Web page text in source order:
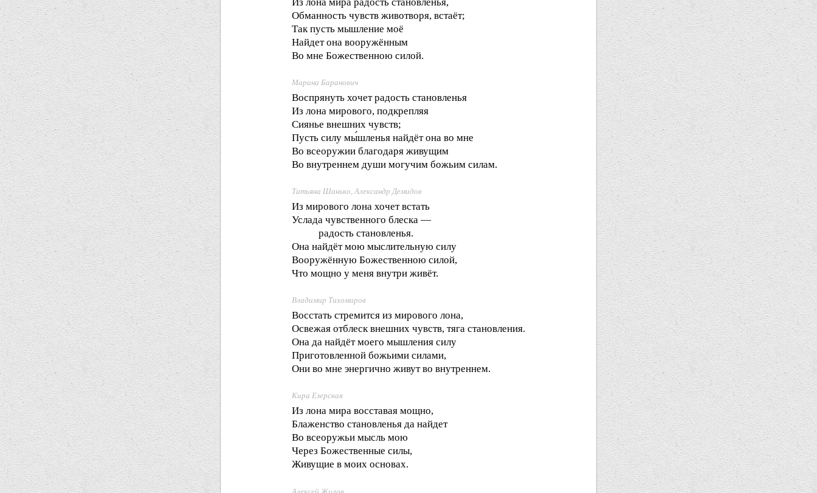
Обманность чувств животворя, встаёт;
Так пусть мышление моё
Найдет она вооружённым
Во мне Божественною силой.
Марина Баранович
Воспрянуть хочет радость становленья
Из лона мирового, подкрепляя
Сиянье внешних чувств;
Пусть силу мы́шленья найдёт она во мне
Во всеоружии благодаря живущим
Во внутреннем души могучим божьим силам.
Татьяна Шанько, Александр Демидов
Из мирового лона хочет встать
Услада чувственного блеска —
радость становленья.
Она найдёт мою мыслительную силу
Вооружённую Божественною силой,
Что мощно у меня внутри живёт.
Владимир Тихомиров
Восстать стремится из мирового лона,
Освежая отблеск внешних чувств, тяга становления.
Она да найдёт моего мышления силу
Приготовленной божьими силами,
Они во мне энергично живут во внутреннем.
Кира Езерская
Из лона мира восставая мощно,
Блаженство становленья да найдет
Во всеоружьи мысль мою
Через Божественные силы,
Живущие в моих основах.